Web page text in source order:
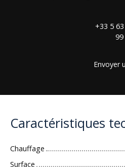
+33 5
99
Envoyer
Caractéristiques
Chauffage
Surface